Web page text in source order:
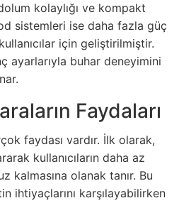
kolaylığı ve kompakt
sistemleri ise daha fazla güç
için geliştirilmiştir.
ayarlarıyla buhar deneyimini
Faydaları
faydası vardır. İlk olarak,
kullanıcıların daha az
kalmasına olanak tanır. Bu
ihtiyaçlarını karşılayabilirken